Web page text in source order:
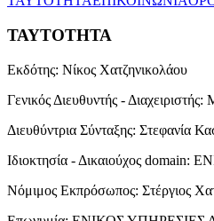
ΤΑΥΤΟΤΗΤΑ
Εκδότης: Νίκος Χατζηνικολάου
Γενικός Διευθυντής - Διαχειριστής:
Διευθύντρια Σύνταξης: Στεφανία
Ιδιοκτησία - Δικαιούχος domain:
Νόμιμος Εκπρόσωπος: Στέργιος